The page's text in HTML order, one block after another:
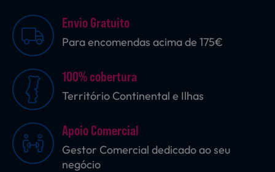
Envio Gratuito
Para encomendas acima de 175€
100% cobertura
Território Continental e Ilhas
Apoio Comercial
Gestor Comercial dedicado ao seu
negócio